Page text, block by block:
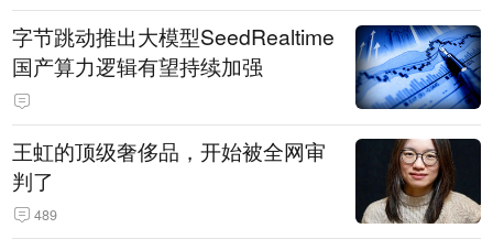
字节跳动推出大模型SeedRealtime
国产算力逻辑有望持续加强
王虹的顶级奢侈品，开始被全网审
判了
489